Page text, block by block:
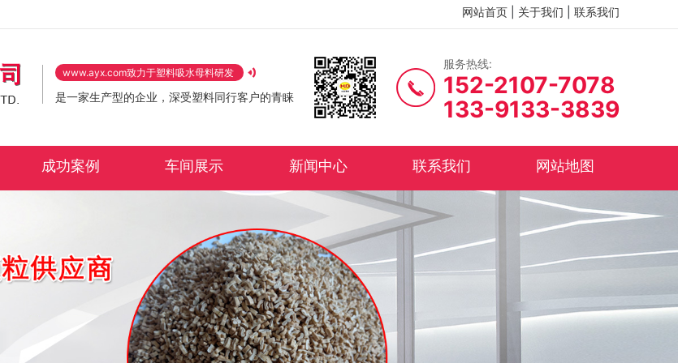
网站首页 关于我们 联系我们
www.ayx.com致力于塑料吸水母料研发
是一家生产型的企业，深受塑料同行客户的青睐
服务热线:
152-2107-7078
133-9133-3839
成功案例 车间展示 新闻中心 联系我们 网站地图